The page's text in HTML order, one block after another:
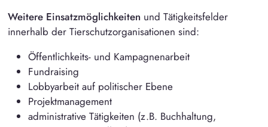
Weitere Einsatzmöglichkeiten und Tätigkeitsfelder
innerhalb der Tierschutzorganisationen sind:
Öffentlichkeits- und Kampagnenarbeit
Fundraising
Lobbyarbeit auf politischer Ebene
Projektmanagement
administrative Tätigkeiten (z.B. Buchhaltung,